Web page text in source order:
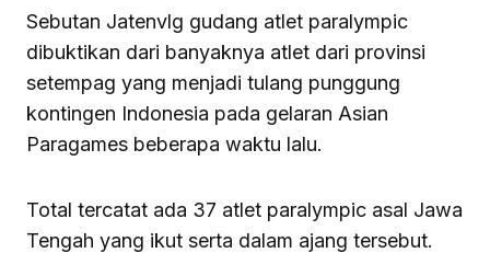
Sebutan Jatenvlg gudang atlet paralympic
dibuktikan dari banyaknya atlet dari provinsi
setempag yang menjadi tulang punggung
kontingen Indonesia pada gelaran Asian
Paragames beberapa waktu lalu.
Total tercatat ada 37 atlet paralympic asal Jawa
Tengah yang ikut serta dalam ajang tersebut.